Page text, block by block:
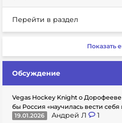
Перейти в раздел
Показать
Обсуждение
Vegas Hockey Knight о
бы Россия «научилась вести себя
19.01.2026
Андрей Л 1